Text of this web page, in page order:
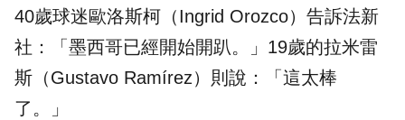
40歲球迷歐洛斯柯（Ingrid Orozco）告訴法新
社：「墨西哥已經開始開趴。」19歲的拉米雷
斯（Gustavo Ramírez）則說：「這太棒
了。」